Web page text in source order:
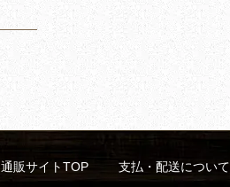
通販サイトTOP 支払・配送について